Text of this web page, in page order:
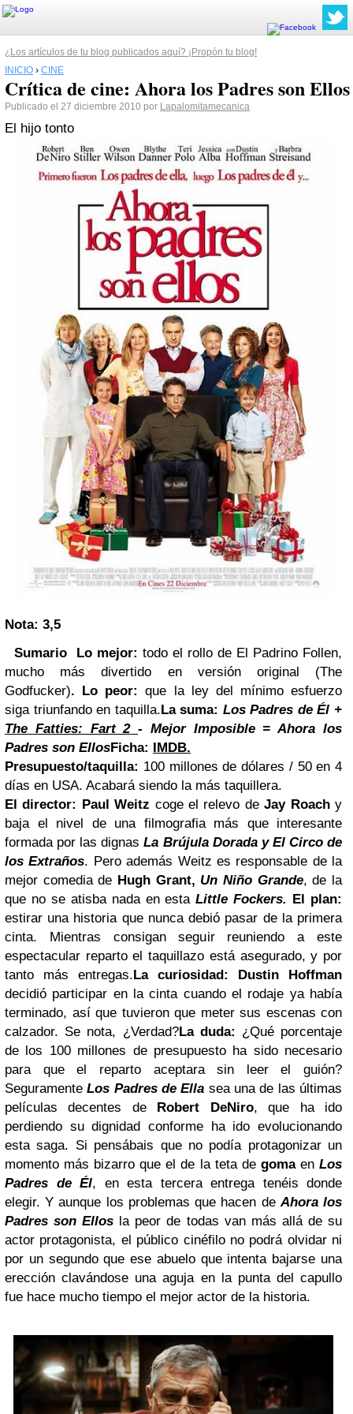
¿Los artículos de tu blog publicados aquí? ¡Propón tu blog!
INICIO › CINE
Crítica de cine: Ahora los Padres son Ellos
Publicado el 27 diciembre 2010 por Lapalomitamecanica
El hijo tonto
Nota: 3,5
Sumario
Lo mejor: todo el rollo de El Padrino Follen,
mucho más divertido en versión original (The
Godfucker). Lo peor: que la ley del mínimo esfuerzo
siga triunfando en taquilla.La suma: Los Padres de Él +
The Fatties: Fart 2 - Mejor Imposible = Ahora los
Padres son EllosFicha: IMDB.
Presupuesto/taquilla: 100 millones de dólares / 50 en 4
días en USA. Acabará siendo la más taquillera.
El director: Paul Weitz coge el relevo deJay Roachy
baja el nivel de una filmografia más que interesante
formada por las dignasLa Brújula Dorada y El Circo de
los Extraños. Pero además Weitz es responsable de la
mejor comedia de Hugh Grant, Un Niño Grande, de la
que no se atisba nada en estaLittle Fockers. El plan:
estirar una historia que nunca debió pasar de la primera
cinta. Mientras consigan seguir reuniendo a este
espectacular reparto el taquillazo está asegurado, y por
tanto más entregas.La curiosidad:
Dustin Hoffman
decidió participar en la cinta cuando el rodaje ya había
terminado, así que tuvieron que meter sus escenas con
calzador. Se nota, ¿Verdad?La duda: ¿Qué porcentaje
de los 100 millones de presupuesto ha sido necesario
para que el reparto aceptara sin leer el guión?
SeguramenteLos Padres de Ella sea una de las últimas
películas decentes de Robert DeNiro, que ha ido
perdiendo su dignidad conforme ha ido evolucionando
esta saga. Si pensábais que no podía protagonizar un
momento más bizarro que el de la teta de gomaenLos
Padres de Él, en esta tercera entrega tenéis donde
elegir. Y aunque los problemas que hacen deAhora los
Padres son Ellos la peor de todas van más allá de su
actor protagonista, el público cinéfilo no podrá olvidar ni
por un segundo que ese abuelo que intenta bajarse una
erección clavándose una aguja en la punta del capullo
fue hace mucho tiempo el mejor actor de la historia.